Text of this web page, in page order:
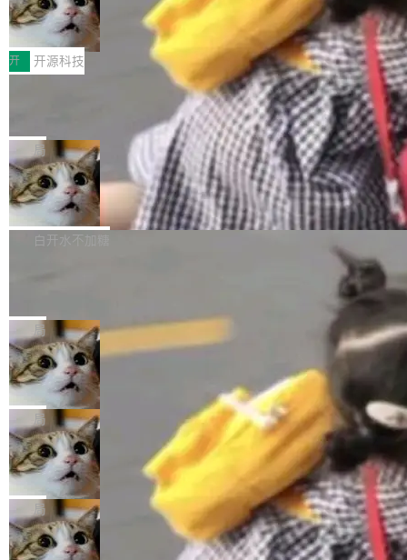
late。」 容器为什么不合适 容器的问题在于启动
和销毁都太重了。一个 Agent 要执行的任务可能
只需要几毫秒的 CPU 时间，但容器从冷启动到
就绪要花数秒。如果未来有十...
人、套取机密信息的对手。 OpenAI 没发律师
函，也没选择庭外沉默。它在官网贴了一篇博
文，标题只有六个字：Apple is getting this wro
ng。 然后，它把邮件往来和 iMessage 聊天记
录全贴了出来。 他发错人了 苹果外部律师 Gabr
iel Gross 来自 Weil 律所，2 月 23 日下午 5:53
给 OpenAI 总法律顾问 Che Chang 发了封邮
件，附了一封长信，要求 OpenAI 配合调查前苹
果员工带走机密信...
HUAWEI MatePad Edge上架WorkBu
ddy鸿蒙PC版，说话就能干活的AI办公
搭子
全能AI工作台WorkBuddy鸿蒙PC版上架HUAWE
I MatePad Edge应用市场，直接下载即可使
用，与鸿蒙电脑上的体验一致。值得一提的是，
这是目前市面上唯一支持平板接入WorkBuddy P
C版的产品，搭载“人机双写”重磅功能——你写
你的，AI写AI的，同屏协作互不干扰。一句话让
AI帮你干活，现在开启全新体验！ 温馨提示：
体验WorkBuddy鸿蒙PC版前，请将 HUAWEI M
atePad Edge 升级至 HarmonyOS 6.1.0.135S
P9 patch03及以上版本。 *升级路径：设置 > 搜
开 开源科技
FFmpeg 9.0 发布：代号“Lei”，以此纪
全球知名开源多媒体框架 FFmpeg 今天正式发
布了 9.0 版本。这个版本除了带来新一代音视频
处理能力和硬件加速支持之外，还有一个特殊之
处：FFmpeg 9.0 的代号是“Lei”。 这个名字，
来自中国开发者雷霄骅（Lei Xiaohua）。 对于
很多中国音视频开发者而言，这个名字并不陌
“启蒙老师”。 而今年，恰好是雷霄骅离世十周
年。FFmpeg 社区最终选择用一个大版本的名
字，留下了这份纪念。 雷霄骅曾是中国传媒大学
数字电视技术方向的博士生，长期从事视频、音
频技...
局
亚马逊成本失控：AI 写代码烧掉 1215
万元，超预算 860%
外媒近日曝光了亚马逊的多份内部报告显示，AI
导致公司在多个项目上超支。《金融时报》报道
编写程序，目标是完成电商平台作者信息与商品
列表的数据匹配 —— 一项常规的数据处理任
务，最终却产生了 180 万美元的账单，实际支出
超出原定预算 860%。 更令人意外的是，该项目
最终并未成功落地，而高额算力消耗持续运行长
达 5 个月，公司直到财务对账时才察觉异常。这
意味着一个无人看管的 AI 程序，在近半年时间
里日夜不停地"烧钱"。 复盘显示，...
白开水不加糖
e CEO Clément Delangue 在 CNBC 的采访里
没有拐弯抹角。他说中国正在赢得 AI 竞赛，而
且按目前的速度，中国 AI 工具预计在今年底或
2027 年就能追上美国前沿实验室的水平。 Dela
ngue 把原因归结为一件事：开放协作。中国的
AI 开发者在一个共享和协作的生态里加速迭代，
而美国模型厂商在"闭门造车"。他的原话是 "buil
ding in silos"——各自为战，互不通气。 这个判
断从他嘴里说出来分量不同。Hugging Face 是
全球最大的开源 AI 平台，上面跑着上百万个模
型。谁在开源赛道上领先，...
局
当 AI agent 把源码变成了最好的扩展系
统，开发者工具必须开源
五年前，David Crawshaw 问过很多软件工程师
一个问题：你写过什么给自己用的程序？答案几
乎都是没有。工程师们整天用别人写的程序写程
序给别人用。偶尔有人自己写个博客系统、智能
家居控制、家庭实验室，都算稀奇事。 Crawsh
aw 是 Shelley 的作者，一个开源 AI coding age
nt。他最近在博客上写了一篇文章，核心论点很
简单：开发者工具必须开源。 理由不是传统的自
局
DeepSeek Harness 宣布内测邀请，全
网最大规模开源 Agent 路演现场诞生
一条内测招募帖，发出去的时候大概没人想到它
会变成一场开源 Agent 生态的路演。 8月1日，
DeepSeek Harness 团队负责人崔添翼（tiany
i）在 X 上发帖： 「如果你是 Agent Harness 相
局
商汤 SenseNova U1.5-Lite-Preview